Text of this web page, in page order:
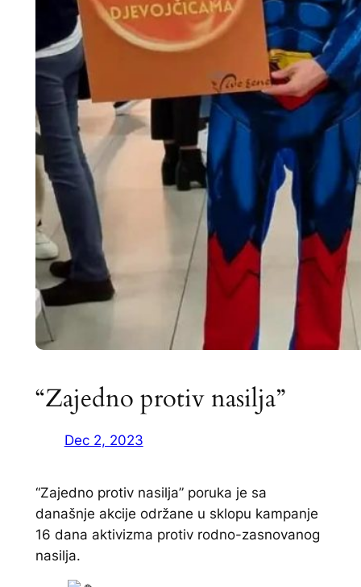
“Zajedno protiv nasilja”
Dec 2, 2023
“Zajedno protiv nasilja” poruka je sa
današnje akcije održane u sklopu kampanje
16 dana aktivizma protiv rodno-zasnovanog
nasilja.